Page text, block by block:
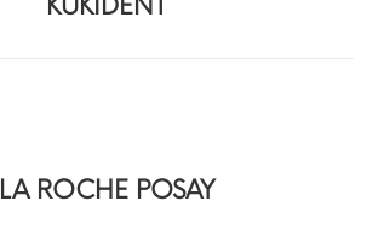
LA ROCHE POSAY